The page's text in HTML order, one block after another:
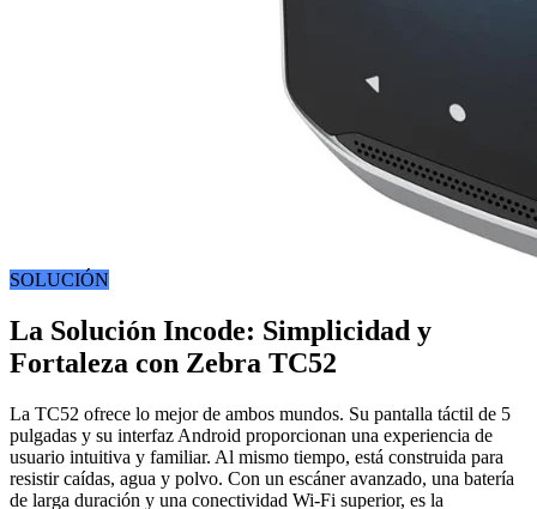
SOLUCIÓN
La Solución Incode: Simplicidad y
Fortaleza con Zebra TC52
La TC52 ofrece lo mejor de ambos mundos. Su pantalla táctil de 5
pulgadas y su interfaz Android proporcionan una experiencia de
usuario intuitiva y familiar. Al mismo tiempo, está construida para
resistir caídas, agua y polvo. Con un escáner avanzado, una batería
de larga duración y una conectividad Wi-Fi superior, es la